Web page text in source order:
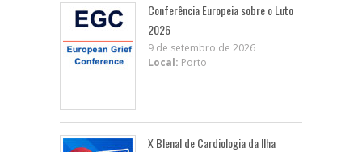
Conferência Europeia sobre o Luto
2026
9 de setembro de 2026
Local: Porto
X BIenal de Cardiologia da Ilha